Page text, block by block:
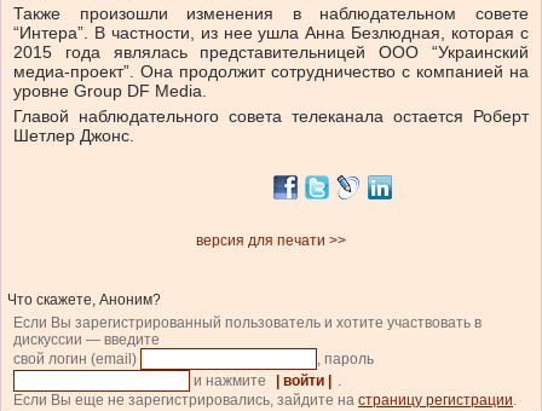
Также произошли изменения в наблюдательном совете
“Интера”. В частности, из нее ушла Анна Безлюдная, которая с
2015 года являлась представительницей ООО “Украинский
медиа-проект”. Она продолжит сотрудничество с компанией на
уровне Group DF Media.
Главой наблюдательного совета телеканала остается Роберт
Шетлер Джонс.
версия для печати >>
Что скажете, Аноним?
Если Вы зарегистрированный пользователь и хотите участвовать в
дискуссии — введите
свой логин (email)
, пароль
и нажмите
| войти |
.
Если Вы еще не зарегистрировались, зайдите на страницу регистрации.